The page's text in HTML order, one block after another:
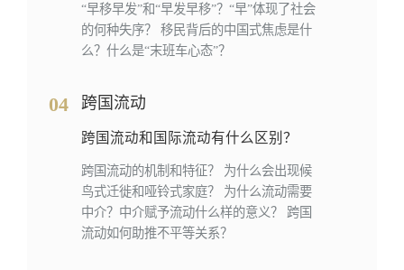
“早移早发”和“早发早移”？“早”体现了社会
的何种失序？ 移民背后的中国式焦虑是什
么？什么是“末班车心态”？
04 跨国流动
跨国流动和国际流动有什么区别？
跨国流动的机制和特征？ 为什么会出现候
鸟式迁徙和哑铃式家庭？ 为什么流动需要
中介？中介赋予流动什么样的意义？ 跨国
流动如何助推不平等关系？